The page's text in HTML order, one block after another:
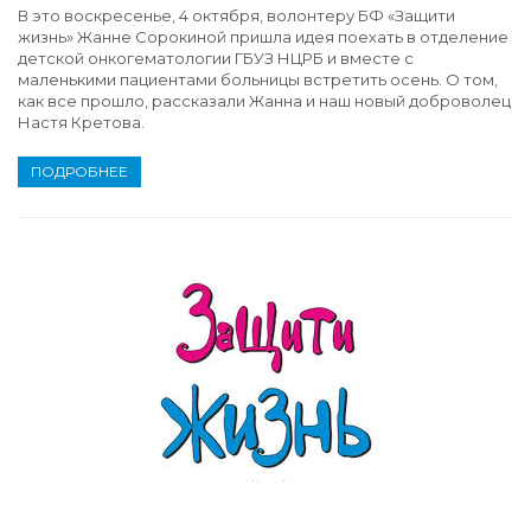
В это воскресенье, 4 октября, волонтеру БФ «Защити
жизнь» Жанне Сорокиной пришла идея поехать в отделение
детской онкогематологии ГБУЗ НЦРБ и вместе с
маленькими пациентами больницы встретить осень. О том,
как все прошло, рассказали Жанна и наш новый доброволец
Настя Кретова.
ПОДРОБНЕЕ